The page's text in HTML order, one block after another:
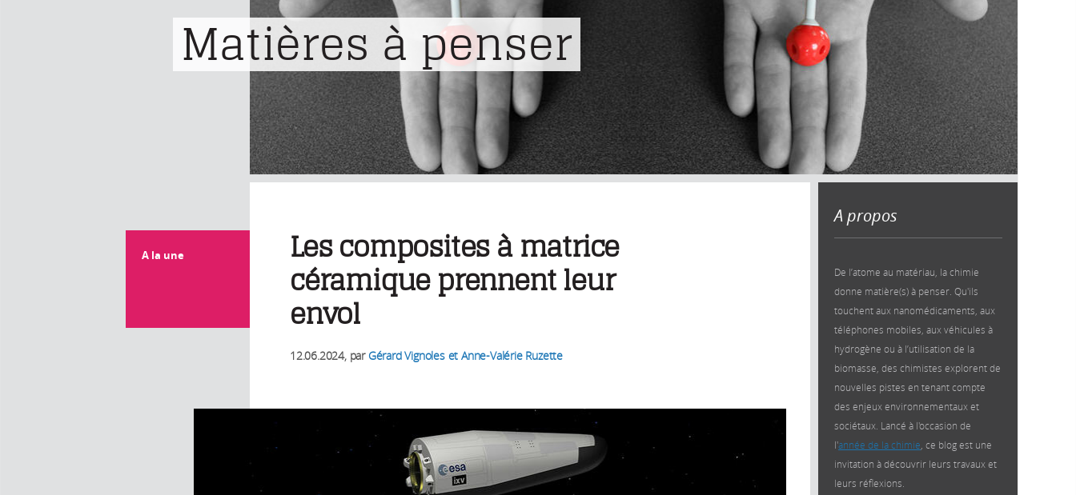
Matières à penser
A propos
De l’atome au matériau, la chimie
donne matière(s) à penser. Qu'ils
touchent aux nanomédicaments, aux
téléphones mobiles, aux véhicules à
hydrogène ou à l’utilisation de la
biomasse, des chimistes explorent de
nouvelles pistes en tenant compte
des enjeux environnementaux et
sociétaux. Lancé à l'occasion de
l'année de la chimie , ce blog est une
invitation à découvrir leurs travaux et
leurs réflexions.
A la une
Les composites à matrice
céramique prennent leur
envol
12.06.2024, par Gérard Vignoles et Anne-Valérie Ruzette